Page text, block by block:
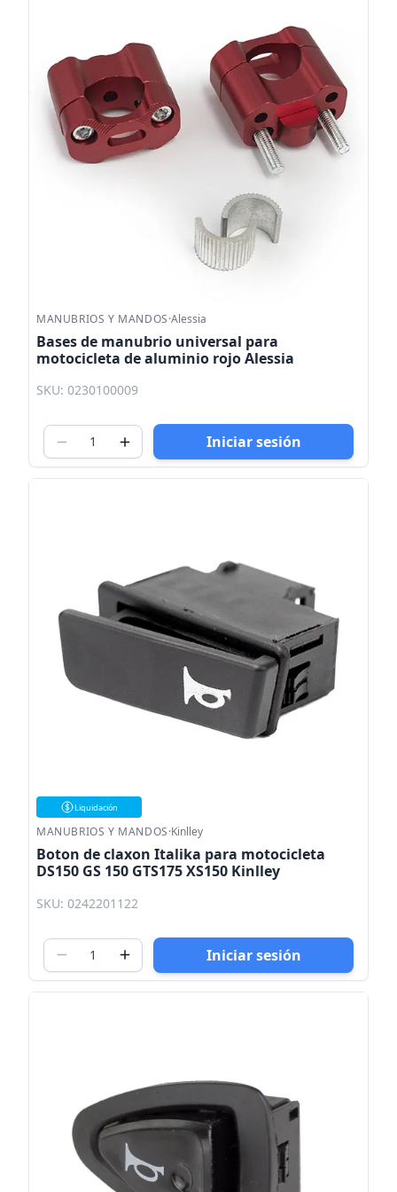
MANUBRIOS Y MANDOS·Alessia
Bases de manubrio universal para
motocicleta de aluminio rojo Alessia
SKU: 0230100009
Iniciar sesión
Liquidación
MANUBRIOS Y MANDOS·Kinlley
Boton de claxon Italika para motocicleta
DS150 GS 150 GTS175 XS150 Kinlley
SKU: 0242201122
Iniciar sesión